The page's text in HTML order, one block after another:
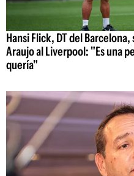
Hansi Flick, DT del
Araujo al Liverpool: "Es una
quería"